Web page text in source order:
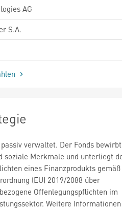
AG
S.A.
verwaltet. Der Fonds bewirbt
soziale Merkmale und unterliegt
eines Finanzprodukts
(EU) 2019/2088 über
Offenlegungspflichten im
Weitere